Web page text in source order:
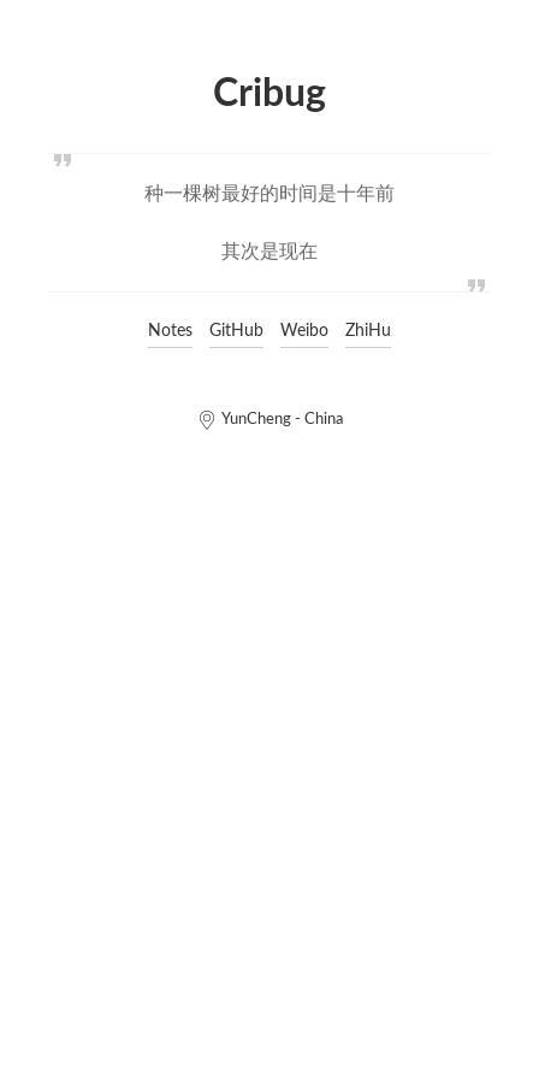
Cribug
种一棵树最好的时间是十年前
其次是现在
Notes GitHub Weibo ZhiHu
YunCheng - China